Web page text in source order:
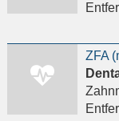
ZFA